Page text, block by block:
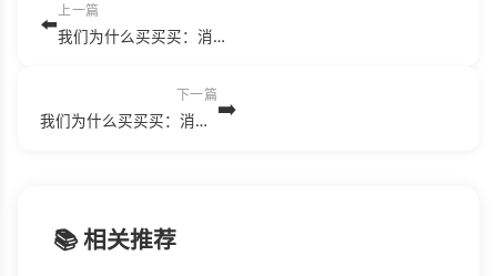
⬅️
上一篇
我们为什么买买买：消费行为背后的心理学奥秘.pdf
下一篇
我们为什么买买买：消费行为背后的心理学奥秘.epub ➡️
📚 相关推荐